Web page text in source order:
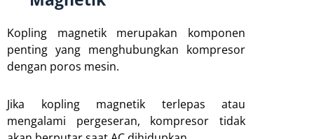
Kopling magnetik merupakan komponen
penting yang menghubungkan kompresor
dengan poros mesin.
Jika kopling magnetik terlepas atau
mengalami pergeseran, kompresor tidak